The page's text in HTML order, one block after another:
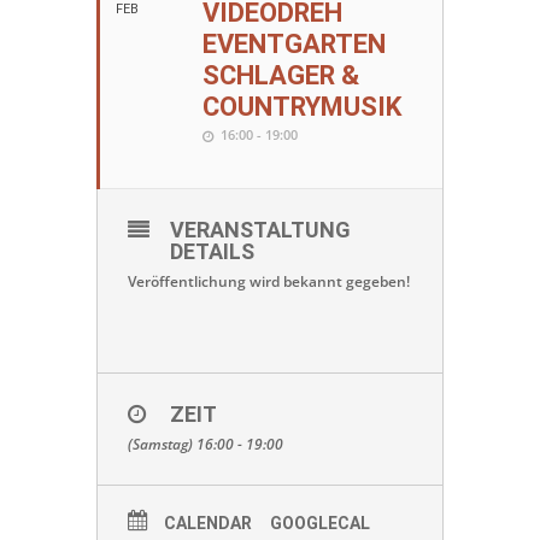
FEB
VIDEODREH
EVENTGARTEN
SCHLAGER &
COUNTRYMUSIK
16:00 - 19:00
VERANSTALTUNG
DETAILS
Veröffentlichung wird bekannt gegeben!
ZEIT
(Samstag) 16:00 - 19:00
CALENDAR GOOGLECAL